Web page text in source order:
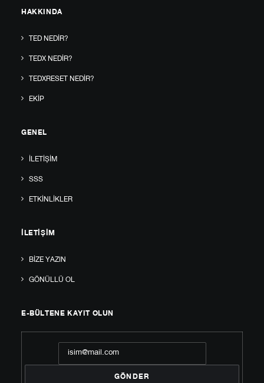
HAKKINDA
TED NEDIR?
TEDX NEDIR?
TEDXRESET NEDIR?
EKIP
GENEL
İLETIŞIM
SSS
ETKINLIKLER
İLETIŞIM
BIZE YAZIN
GÖNÜLLÜ OL
E-BÜLTENE KAYIT OLUN